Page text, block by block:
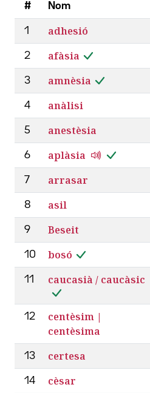
# Nom
1 adhesió
2 afàsia
3 amnèsia
4 anàlisi
5 anestèsia
6 aplàsia
7 arrasar
8 asil
9 Beseit
10 bosó
11 caucasià / caucàsic
12
centèsim |
centèsima
13 certesa
14 cèsar